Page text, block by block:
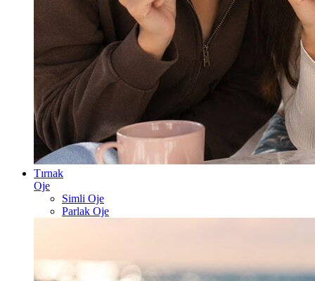
Tırnak
Oje
Simli Oje
Parlak Oje